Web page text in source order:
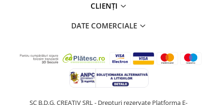
CLIENȚI
DATE COMERCIALE
SC B.D.G. CREATIV SRL - Drepturi rezervate Platforma E-